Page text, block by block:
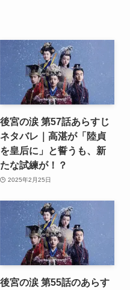
後宮の涙 第57話あらすじ
ネタバレ｜高湛が「陸貞
を皇后に」と誓うも、新
たな試練が！？
2025年2月25日
後宮の涙 第55話のあらす